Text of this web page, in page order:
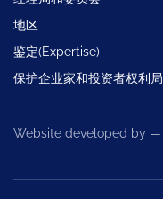
地区
鉴定(Expertise)
保护企业家和投资者权利局
Website developed by —